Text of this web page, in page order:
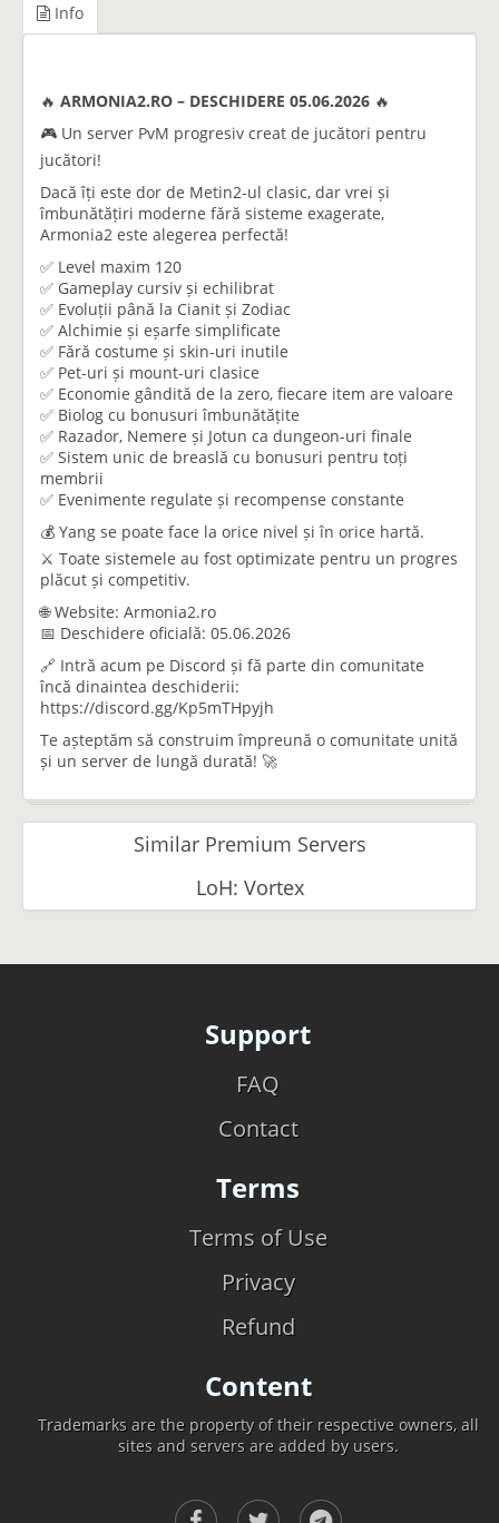
Info
🔥 ARMONIA2.RO – DESCHIDERE 05.06.2026 🔥
🎮 Un server PvM progresiv creat de jucători pentru
jucători!
Dacă îți este dor de Metin2-ul clasic, dar vrei și
îmbunătățiri moderne fără sisteme exagerate,
Armonia2 este alegerea perfectă!
✅ Level maxim 120
✅ Gameplay cursiv și echilibrat
✅ Evoluții până la Cianit și Zodiac
✅ Alchimie și eșarfe simplificate
✅ Fără costume și skin-uri inutile
✅ Pet-uri și mount-uri clasice
✅ Economie gândită de la zero, fiecare item are valoare
✅ Biolog cu bonusuri îmbunătățite
✅ Razador, Nemere și Jotun ca dungeon-uri finale
✅ Sistem unic de breaslă cu bonusuri pentru toți
membrii
✅ Evenimente regulate și recompense constante
💰 Yang se poate face la orice nivel și în orice hartă.
⚔️ Toate sistemele au fost optimizate pentru un progres
plăcut și competitiv.
🌐 Website: Armonia2.ro
📅 Deschidere oficială: 05.06.2026
🔗 Intră acum pe Discord și fă parte din comunitate
încă dinaintea deschiderii:
https://discord.gg/Kp5mTHpyjh
Te așteptăm să construim împreună o comunitate unită
și un server de lungă durată! 🚀
Similar Premium Servers
LoH: Vortex
Support
FAQ
Contact
Terms
Terms of Use
Privacy
Refund
Content
Trademarks are the property of their respective owners, all
sites and servers are added by users.